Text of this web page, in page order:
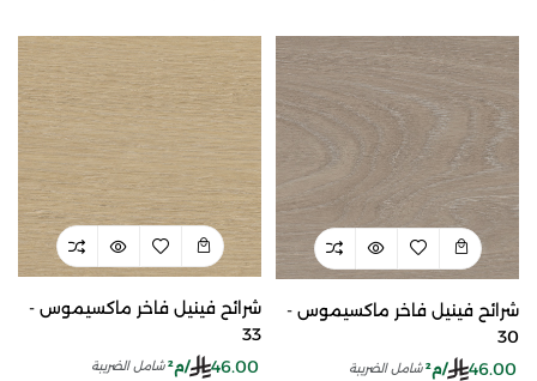
شرائح فينيل فاخر ماكسيموس -
33
46.00
/م² شامل الضريبة
شرائح فينيل فاخر ماكسيموس -
30
46.00
/م² شامل الضريبة